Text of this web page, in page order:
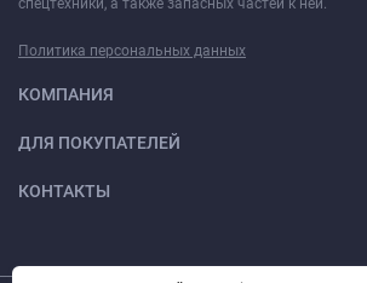
спецтехники, а также запасных частей к ней.
Политика персональных данных
КОМПАНИЯ
ДЛЯ ПОКУПАТЕЛЕЙ
КОНТАКТЫ